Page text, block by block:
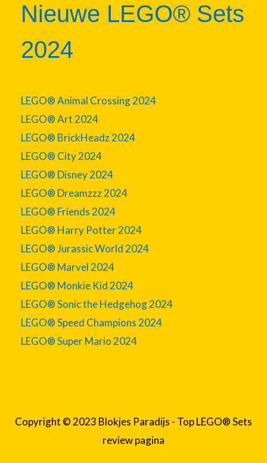
Nieuwe LEGO® Sets
2024
LEGO® Animal Crossing 2024
LEGO® Art 2024
LEGO® BrickHeadz 2024
LEGO® City 2024
LEGO® Disney 2024
LEGO® Dreamzzz 2024
LEGO® Friends 2024
LEGO® Harry Potter 2024
LEGO® Jurassic World 2024
LEGO® Marvel 2024
LEGO® Monkie Kid 2024
LEGO® Sonic the Hedgehog 2024
LEGO® Speed Champions 2024
LEGO® Super Mario 2024
Copyright © 2023 Blokjes Paradijs - Top LEGO® Sets
review pagina